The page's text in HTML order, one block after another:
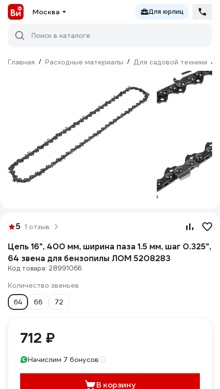
Москва Для юрлиц
Поиск в каталоге
Главная / Расходные материалы / Для садовой техники /
5 1 отзыв
Цепь 16", 400 мм, ширина паза 1.5 мм, шаг 0.325",
64 звена для бензопилы ЛОМ 5208283
Код товара: 28991066
Количество звеньев
64
66 72
712 ₽
Начислим 7 бонусов
В корзину